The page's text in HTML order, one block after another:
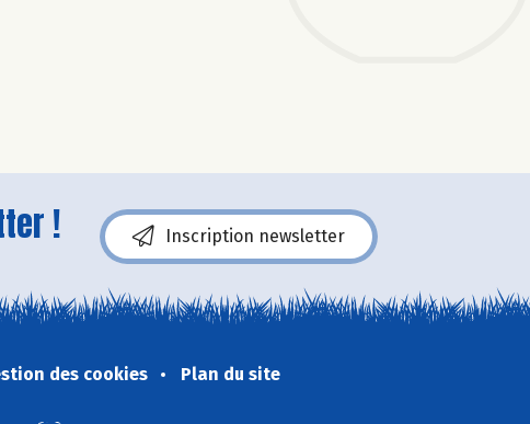
! Inscription newsletter
des cookies Plan du site